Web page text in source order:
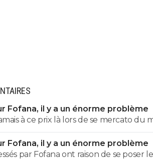
Fofana, il y a un énorme problème
à ce prix là lors de se mercato du
Fofana, il y a un énorme problème
par Fofana ont raison de se poser